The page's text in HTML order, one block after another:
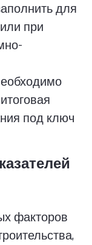
для
при
под ключ
факторов